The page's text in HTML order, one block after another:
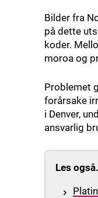
Bilder fra
på dette
koder.
moroa og
Problemet
forårsake
i Denver,
ansvarlig
Les